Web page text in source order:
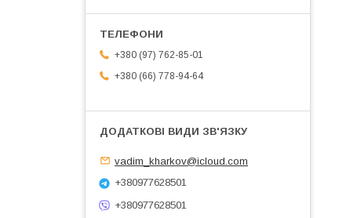
+380 (97) 762-85-01
+380 (66) 778-94-64
vadim_kharkov@icloud.com
+380977628501
+380977628501